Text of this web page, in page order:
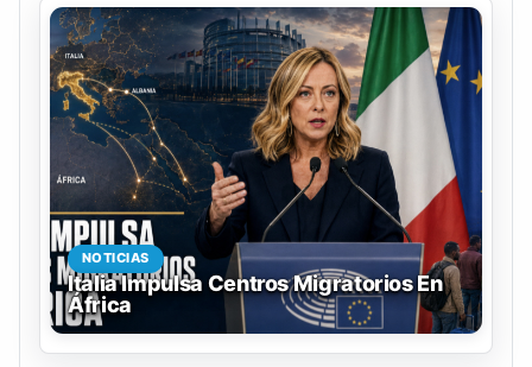
NOTICIAS
Italia Impulsa Centros Migratorios En
África